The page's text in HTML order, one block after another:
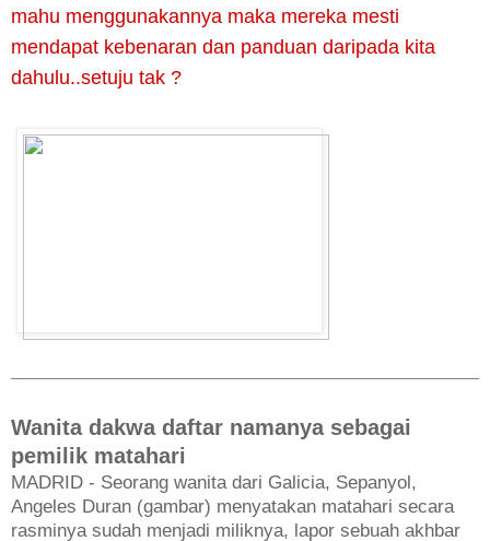
mahu menggunakannya maka mereka mesti
mendapat kebenaran dan panduan daripada kita
dahulu..setuju tak ?
Wanita dakwa daftar namanya sebagai
pemilik matahari
MADRID - Seorang wanita dari Galicia, Sepanyol,
Angeles Duran (gambar) menyatakan matahari secara
rasminya sudah menjadi miliknya, lapor sebuah akhbar